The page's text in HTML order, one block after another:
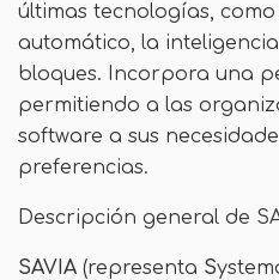
últimas tecnologías,
automático, la
bloques. Incorpora una
permitiendo a las
software a sus
preferencias.
Descripción general de
SAVIA (representa S